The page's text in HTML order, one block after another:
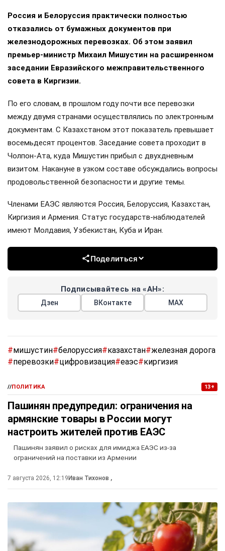
Россия и Белоруссия практически полностью
отказались от бумажных документов при
железнодорожных перевозках. Об этом заявил
премьер-министр Михаил Мишустин на расширенном
заседании Евразийского межправительственного
совета в Киргизии.
По его словам, в прошлом году почти все перевозки
между двумя странами осуществлялись по электронным
документам. С Казахстаном этот показатель превышает
восемьдесят процентов. Заседание совета проходит в
Чолпон-Ата, куда Мишустин прибыл с двухдневным
визитом. Накануне в узком составе обсуждались вопросы
продовольственной безопасности и другие темы.
Членами ЕАЭС являются Россия, Белоруссия, Казахстан,
Киргизия и Армения. Статус государств-наблюдателей
имеют Молдавия, Узбекистан, Куба и Иран.
Поделиться
Подписывайтесь на «АН»:
Дзен ВКонтакте МАХ
#мишустин#белоруссия#казахстан#железная дорога
#перевозки#цифровизация#еаэс#киргизия
//ПОЛИТИКА 13+
Пашинян предупредил: ограничения на
армянские товары в России могут
настроить жителей против ЕАЭС
Пашинян заявил о рисках для имиджа ЕАЭС из-за
ограничений на поставки из Армении
7 августа 2026, 12:19Иван Тихонов ,